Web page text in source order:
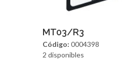
Agregar
MT03/R3
Código: 0004398
2 disponibles